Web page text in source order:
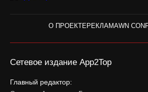
О ПРОЕКТЕРЕКЛАМАWN
Сетевое издание App2Top
Главный редактор: